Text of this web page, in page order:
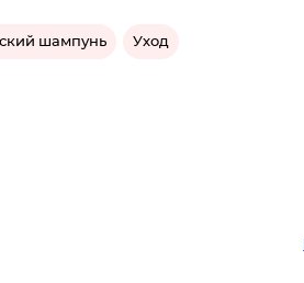
шампунь Уход